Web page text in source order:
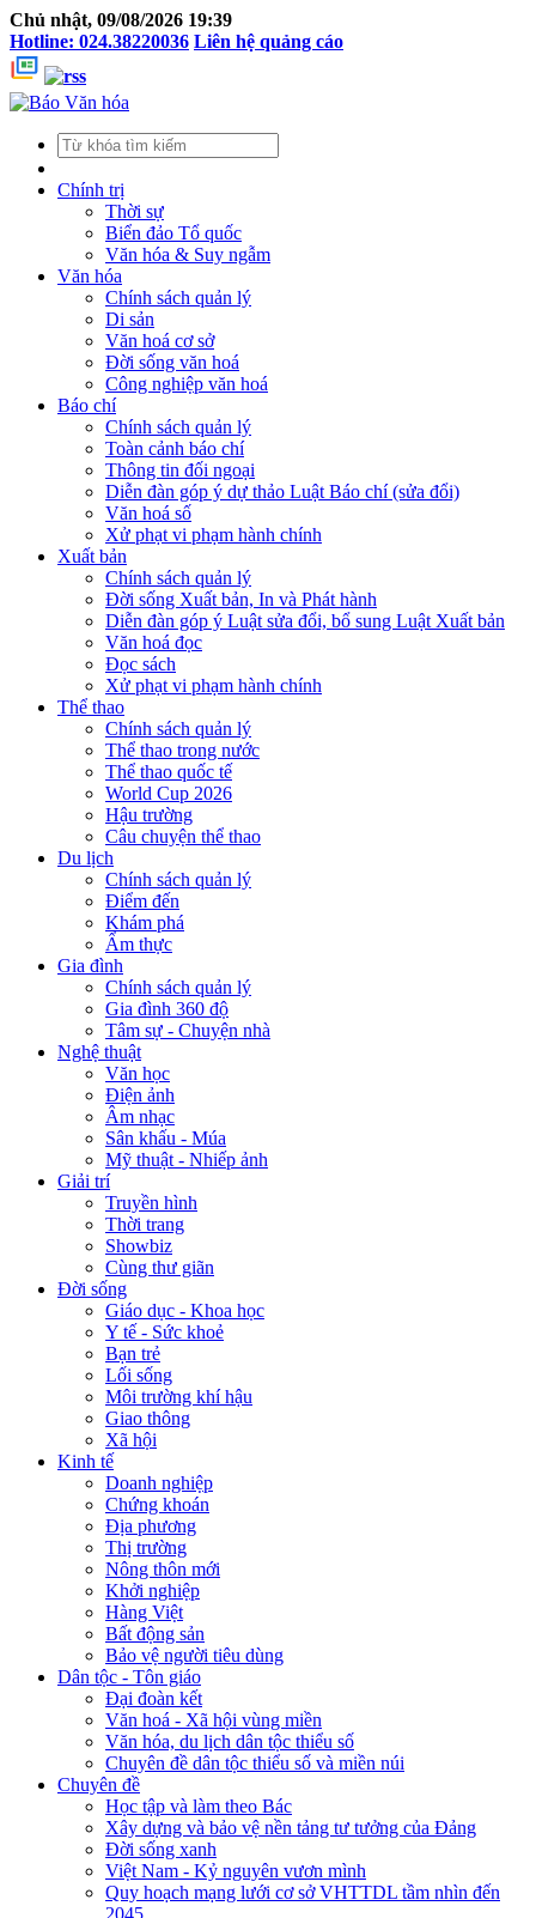
Chủ nhật, 09/08/2026 19:39
Hotline: 024.38220036 Liên hệ quảng cáo
Chính trị
Thời sự
Biển đảo Tổ quốc
Văn hóa & Suy ngẫm
Văn hóa
Chính sách quản lý
Di sản
Văn hoá cơ sở
Đời sống văn hoá
Công nghiệp văn hoá
Báo chí
Chính sách quản lý
Toàn cảnh báo chí
Thông tin đối ngoại
Diễn đàn góp ý dự thảo Luật Báo chí (sửa đổi)
Văn hoá số
Xử phạt vi phạm hành chính
Xuất bản
Chính sách quản lý
Đời sống Xuất bản, In và Phát hành
Diễn đàn góp ý Luật sửa đổi, bổ sung Luật Xuất bản
Văn hoá đọc
Đọc sách
Xử phạt vi phạm hành chính
Thể thao
Chính sách quản lý
Thể thao trong nước
Thể thao quốc tế
World Cup 2026
Hậu trường
Câu chuyện thể thao
Du lịch
Chính sách quản lý
Điểm đến
Khám phá
Ẩm thực
Gia đình
Chính sách quản lý
Gia đình 360 độ
Tâm sự - Chuyện nhà
Nghệ thuật
Văn học
Điện ảnh
Âm nhạc
Sân khấu - Múa
Mỹ thuật - Nhiếp ảnh
Giải trí
Truyền hình
Thời trang
Showbiz
Cùng thư giãn
Đời sống
Giáo dục - Khoa học
Y tế - Sức khoẻ
Bạn trẻ
Lối sống
Môi trường khí hậu
Giao thông
Xã hội
Kinh tế
Doanh nghiệp
Chứng khoán
Địa phương
Thị trường
Nông thôn mới
Khởi nghiệp
Hàng Việt
Bất động sản
Bảo vệ người tiêu dùng
Dân tộc - Tôn giáo
Đại đoàn kết
Văn hoá - Xã hội vùng miền
Văn hóa, du lịch dân tộc thiểu số
Chuyên đề dân tộc thiểu số và miền núi
Chuyên đề
Học tập và làm theo Bác
Xây dựng và bảo vệ nền tảng tư tưởng của Đảng
Đời sống xanh
Việt Nam - Kỷ nguyên vươn mình
Quy hoạch mạng lưới cơ sở VHTTDL tầm nhìn đến
2045